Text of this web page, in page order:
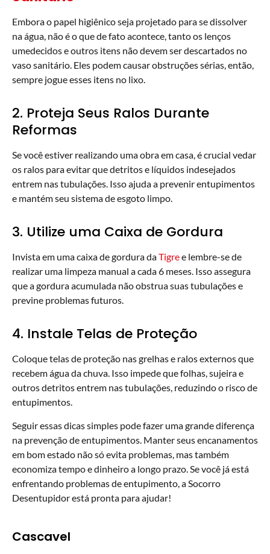
Embora o papel higiênico seja projetado para se dissolver
na água, não é o que de fato acontece, tanto os lenços
umedecidos e outros itens não devem ser descartados no
vaso sanitário. Eles podem causar obstruções sérias, então,
sempre jogue esses itens no lixo.
2. Proteja Seus Ralos Durante
Reformas
Se você estiver realizando uma obra em casa, é crucial vedar
os ralos para evitar que detritos e líquidos indesejados
entrem nas tubulações. Isso ajuda a prevenir entupimentos
e mantém seu sistema de esgoto limpo.
3. Utilize uma Caixa de Gordura
Invista em uma caixa de gordura daTigree lembre-se de
realizar uma limpeza manual a cada 6 meses. Isso assegura
que a gordura acumulada não obstrua suas tubulações e
previne problemas futuros.
4. Instale Telas de Proteção
Coloque telas de proteção nas grelhas e ralos externos que
recebem água da chuva. Isso impede que folhas, sujeira e
outros detritos entrem nas tubulações, reduzindo o risco de
entupimentos.
Seguir essas dicas simples pode fazer uma grande diferença
na prevenção de entupimentos. Manter seus encanamentos
em bom estado não só evita problemas, mas também
economiza tempo e dinheiro a longo prazo. Se você já está
enfrentando problemas de entupimento, a Socorro
Desentupidor está pronta para ajudar!
Cascavel